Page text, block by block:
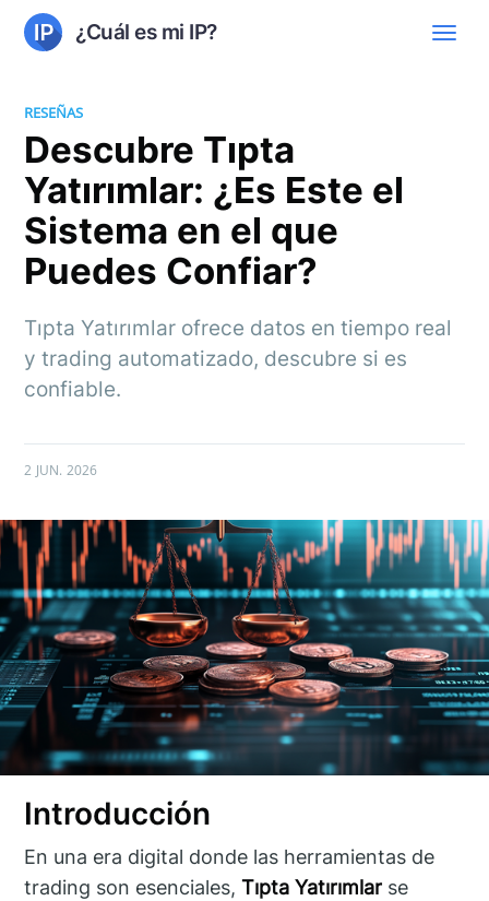
¿Cuál es mi IP?
RESEÑAS
Descubre Tıpta
Yatırımlar: ¿Es Este el
Sistema en el que
Puedes Confiar?
Tıpta Yatırımlar ofrece datos en tiempo real
y trading automatizado, descubre si es
confiable.
2 JUN. 2026
Introducción
En una era digital donde las herramientas de
trading son esenciales,Tıpta Yatırımlar se